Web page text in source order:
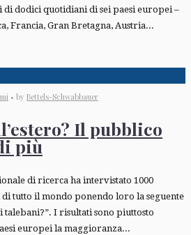
dodici quotidiani di sei paesi europei –
Francia, Gran Bretagna, Austria...
• by Bettels-Schwabbauer
Il pubblico
più
di ricerca ha intervistato 1000
di tutto il mondo ponendo loro la seguente
talebani?”. I risultati sono piuttosto
europei la maggioranza...